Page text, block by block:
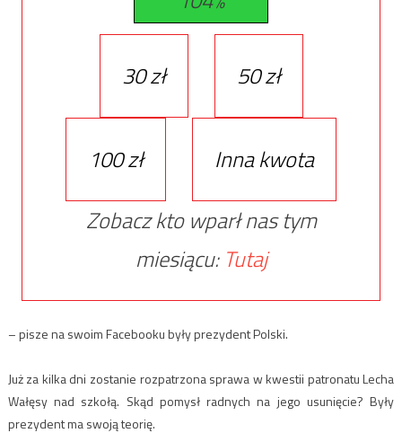
30 zł 50 zł
100 zł
Inna kwota
Zobacz kto wparł nas tym
miesiącu: Tutaj
– pisze na swoim Facebooku były prezydent Polski.
Już za kilka dni zostanie rozpatrzona sprawa w kwestii patronatu Lecha
Wałęsy nad szkołą. Skąd pomysł radnych na jego usunięcie? Były
prezydent ma swoją teorię.